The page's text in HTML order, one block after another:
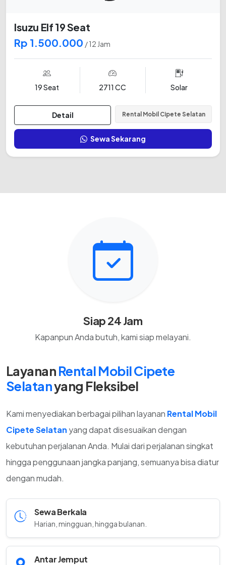
Isuzu Elf 19 Seat
Rp 1.500.000 / 12 Jam
19 Seat 2711 CC Solar
Detail Rental Mobil Cipete Selatan
Sewa Sekarang
Siap 24 Jam
Kapanpun Anda butuh, kami siap melayani.
LayananRental Mobil Cipete
Selatanyang Fleksibel
Kami menyediakan berbagai pilihan layanan Rental Mobil
Cipete Selatan yang dapat disesuaikan dengan
kebutuhan perjalanan Anda. Mulai dari perjalanan singkat
hingga penggunaan jangka panjang, semuanya bisa diatur
dengan mudah.
Sewa Berkala
Harian, mingguan, hingga bulanan.
Antar Jemput